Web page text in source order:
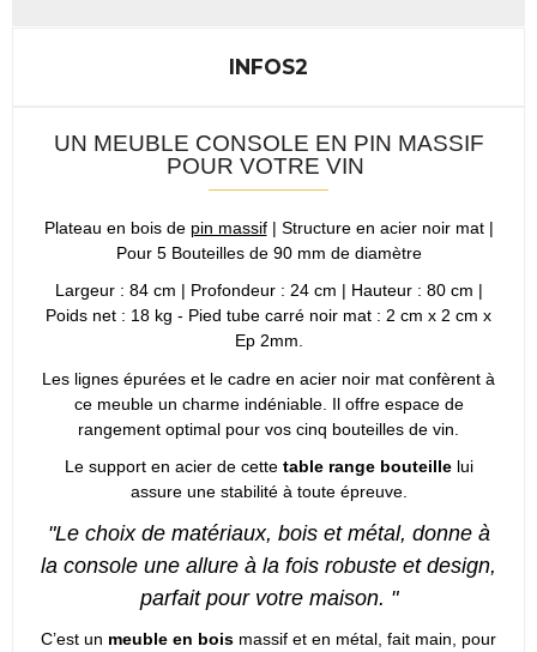
INFOS2
UN MEUBLE CONSOLE EN PIN MASSIF
POUR VOTRE VIN
Plateau en bois de pin massif| Structure en acier noir mat |
Pour 5 Bouteilles de 90 mm de diamètre
Largeur : 84 cm | Profondeur : 24 cm | Hauteur : 80 cm |
Poids net : 18 kg - Pied tube carré noir mat : 2 cm x 2 cm x
Ep 2mm.
Les lignes épurées et le cadre en acier noir mat confèrent à
ce meuble un charme indéniable. Il offre espace de
rangement optimal pour vos cinq bouteilles de vin.
Le support en acier de cette table range bouteillelui
assure une stabilité à toute épreuve.
"Le choix de matériaux, bois et métal, donne à
la console une allure à la fois robuste et design,
parfait pour votre maison. "
C’est un meuble en bois massif et en métal, fait main, pour